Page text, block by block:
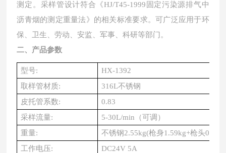
测定。采样管设计符合《HJ/T45-1999固定污染源排气中
沥青烟的测定重量法》的相关标准要求。可广泛应用于环
保、卫生、劳动、安监、军事、科研等部门。
二、产品参数
型号:
HX-1392
取样管材质:
316L不锈钢
皮托管系数:
0.83
采样流量:
5-30L/min（可调）
重量: 不锈钢2.55kg(枪身1.59kg+枪头
工作电压:
DC24V 5A